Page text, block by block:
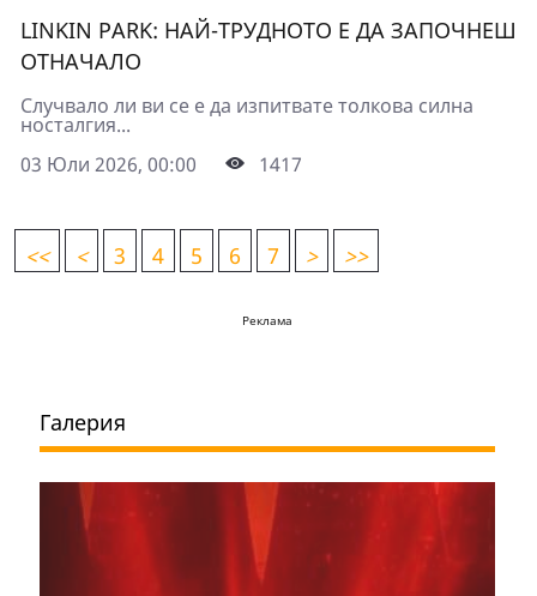
LINKIN PARK: НАЙ-ТРУДНОТО Е ДА ЗАПОЧНЕШ
ОТНАЧАЛО
Случвало ли ви се е да изпитвате толкова силна
носталгия...
03 Юли 2026, 00:00
1417
<< < 3 4 5 6 7 > >>
Реклама
Галерия